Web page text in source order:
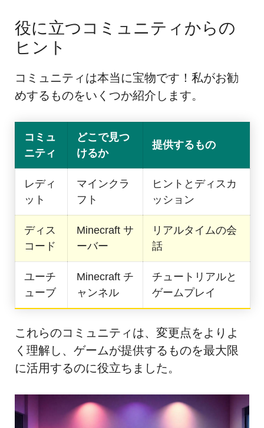
役に立つコミュニティからの
ヒント
コミュニティは本当に宝物です！私がお勧
めするものをいくつか紹介します。
コミュ
ニティ
どこで見つ
けるか
提供するもの
レディ
ット
マインクラ
フト
ヒントとディスカ
ッション
ディス
コード
Minecraft サ
ーバー
リアルタイムの会
話
ユーチ
ューブ
Minecraft チ
ャンネル
チュートリアルと
ゲームプレイ
これらのコミュニティは、変更点をよりよ
く理解し、ゲームが提供するものを最大限
に活用するのに役立ちました。